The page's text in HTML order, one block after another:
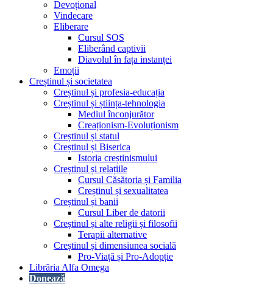
Devoțional
Vindecare
Eliberare
Cursul SOS
Eliberând captivii
Diavolul în fața instanței
Emoții
Creștinul și societatea
Creștinul și profesia-educația
Creștinul și știința-tehnologia
Mediul înconjurător
Creaționism-Evoluționism
Creștinul și statul
Creștinul și Biserica
Istoria creștinismului
Creștinul și relațiile
Cursul Căsătoria și Familia
Creștinul și sexualitatea
Creștinul și banii
Cursul Liber de datorii
Creștinul și alte religii și filosofii
Terapii alternative
Creștinul și dimensiunea socială
Pro-Viață și Pro-Adopție
Librăria Alfa Omega
Donează